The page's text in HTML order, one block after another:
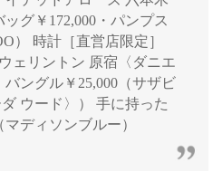
グ￥172,000・パンプス
） 時計［直営店限定］
ェリントン 原宿〈ダニエ
ングル￥25,000（サザビ
ウード〉） 手に持った
ディソンブルー）